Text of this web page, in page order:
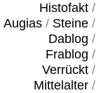
Histofakt/
Augias/ Steine/
Dablog /
Frablog /
Verrückt/
Mittelalter/